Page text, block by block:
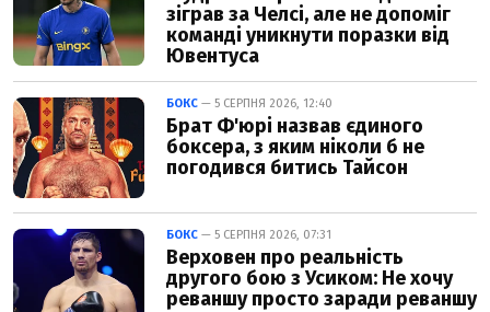
зіграв за Челсі, але не допоміг
команді уникнути поразки від
Ювентуса
БОКС — 5 СЕРПНЯ 2026, 12:40
Брат Ф'юрі назвав єдиного
боксера, з яким ніколи б не
погодився битись Тайсон
БОКС — 5 СЕРПНЯ 2026, 07:31
Верховен про реальність
другого бою з Усиком: Не хочу
реваншу просто заради реваншу